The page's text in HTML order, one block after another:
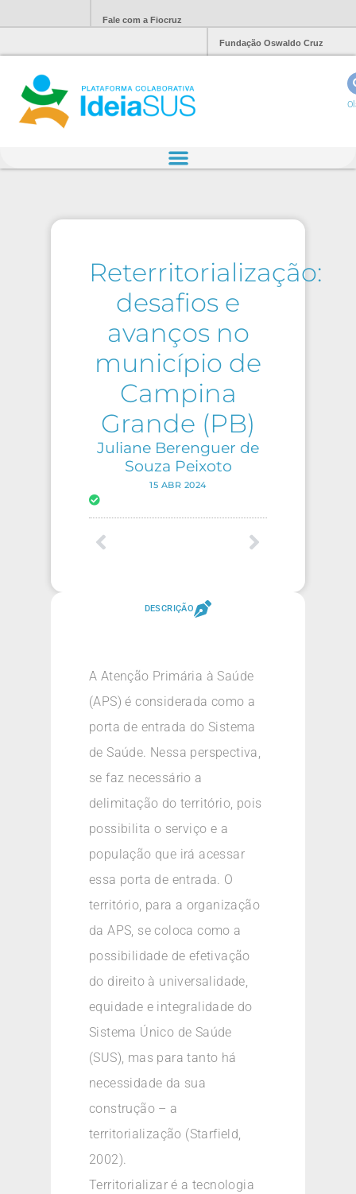
Fale com a Fiocruz
Fundação Oswaldo Cruz
Reterritorialização:
desafios e
avanços no
município de
Campina
Grande (PB)
Juliane Berenguer de
Souza Peixoto
15 ABR 2024
DESCRIÇÃO
A Atenção Primária à Saúde
(APS) é considerada como a
porta de entrada do Sistema
de Saúde. Nessa perspectiva,
se faz necessário a
delimitação do território, pois
possibilita o serviço e a
população que irá acessar
essa porta de entrada. O
território, para a organização
da APS, se coloca como a
possibilidade de efetivação
do direito à universalidade,
equidade e integralidade do
Sistema Único de Saúde
(SUS), mas para tanto há
necessidade da sua
construção – a
territorialização (Starfield,
2002).
Territorializar é a tecnologia